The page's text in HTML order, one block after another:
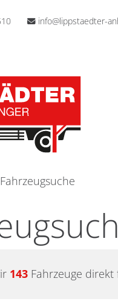
info@lippstaedter-
Fahrzeugsuche
143Fahrzeuge direkt